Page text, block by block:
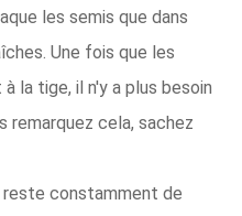
les semis que dans
Une fois que les
la tige, il n'y a plus besoin
remarquez cela, sachez
reste constamment de